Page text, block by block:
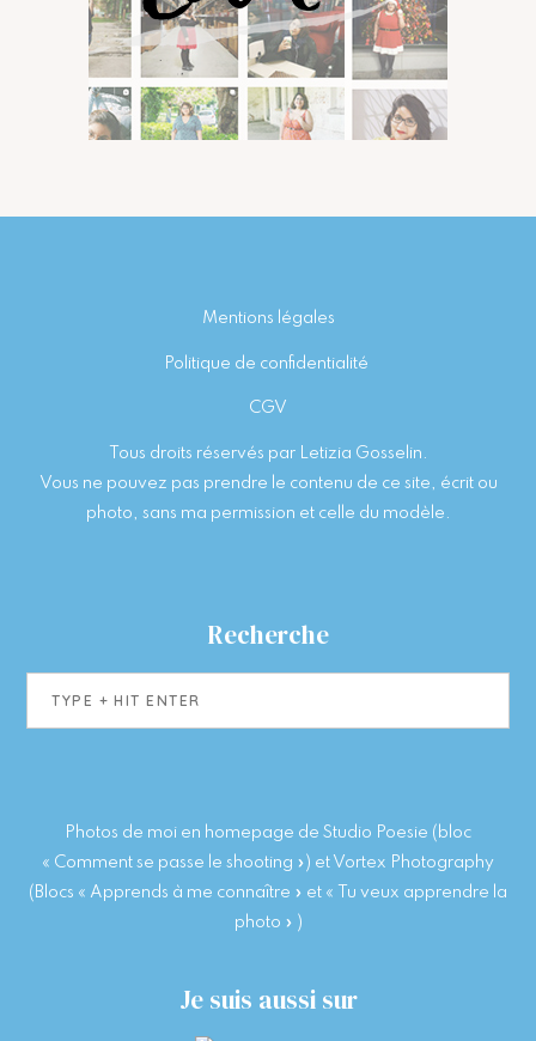
Mentions légales
Politique de confidentialité
CGV
Tous droits réservés par Letizia Gosselin.
Vous ne pouvez pas prendre le contenu de ce site, écrit ou
photo, sans ma permission et celle du modèle.
Recherche
Photos de moi en homepage de Studio Poesie (bloc
« Comment se passe le shooting ») et Vortex Photography
(Blocs « Apprends à me connaître » et « Tu veux apprendre la
photo » )
Je suis aussi sur